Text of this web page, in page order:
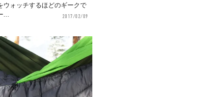
ウォッチするほどのギークで
2017/02/09